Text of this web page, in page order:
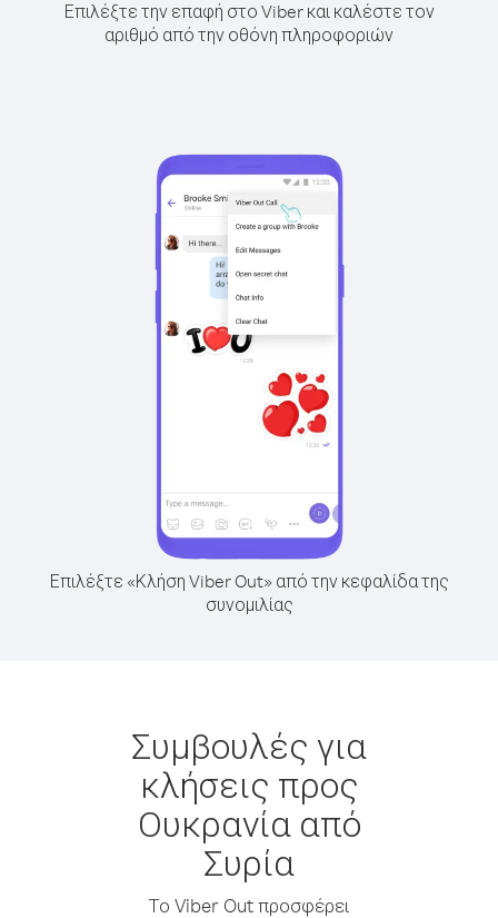
Επιλέξτε την επαφή στο Viber και καλέστε τον
αριθμό από την οθόνη πληροφοριών
Επιλέξτε «Κλήση Viber Out» από την κεφαλίδα της
συνομιλίας
Συμβουλές για
κλήσεις προς
Ουκρανία από
Συρία
Το Viber Out προσφέρει